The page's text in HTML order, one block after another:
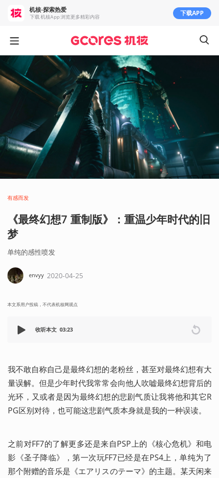
有感而发
《最终幻想7 重制版》：重温少年时代的旧
梦
单纯的感性喷发
envyy 2020-04-25
本文系用户投稿，不代表机核网观点
收听本文 03:23
我不敢自称自己是最终幻想的老粉丝，甚至对最终幻想有大
量误解。但是少年时代我常常会向他人吹嘘最终幻想背后的
光环，又或者是因为最终幻想的悲剧气质让我将他和其它R
PG区别对待，也可能这悲剧气质本身就是我的一种误读。
之前对FF7的了解更多还是来自PSP上的《核心危机》和电
影《圣子降临》，第一次玩FF7已经是在PS4上，单纯为了
那个附赠的音乐是《エアリスのテーマ》的主题。某天闲来
机核-探索热爱
下载 机核App 浏览更多精彩内容 下载APP